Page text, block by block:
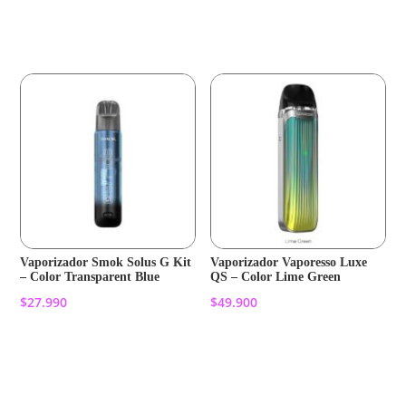
Vaporizador Smok Solus G Kit
– Color Transparent Blue
$27.990
Vaporizador Vaporesso Luxe
QS – Color Lime Green
$49.900